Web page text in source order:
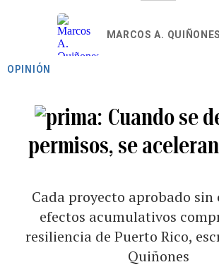
MARCOS A.
OPINIÓN
Cuando se
permisos, se
Cada proyecto aprobado sin
efectos acumulativos
resiliencia de Puerto Rico,
Quiñones